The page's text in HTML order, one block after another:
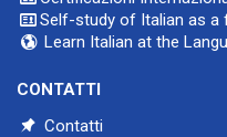
Self-study of Italian as a
Learn Italian at the
CONTATTI
Contatti